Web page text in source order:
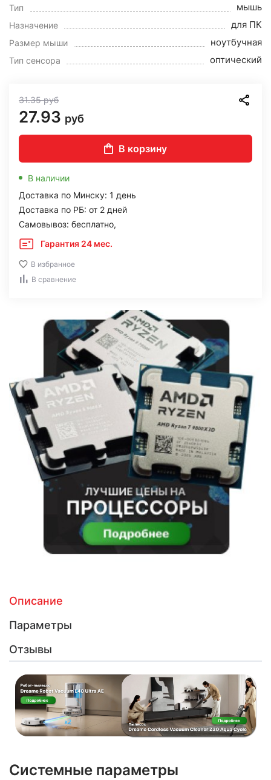
Тип мышь
Назначение для ПК
Размер мыши ноутбучная
Тип сенсора оптический
31.35руб
27.93 руб
В корзину
В наличии
Доставка по Минску: 1 день
Доставка по РБ: от 2 дней
Самовывоз: бесплатно,
Гарантия 24 мес.
В избранное
В сравнение
Описание
Параметры
Отзывы
Системные параметры